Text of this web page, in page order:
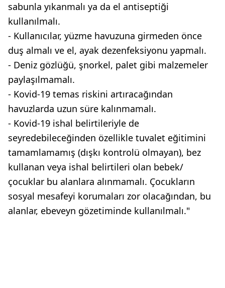
sabunla yıkanmalı ya da el antiseptiği
kullanılmalı.
- Kullanıcılar, yüzme havuzuna girmeden önce
duş almalı ve el, ayak dezenfeksiyonu yapmalı.
- Deniz gözlüğü, şnorkel, palet gibi malzemeler
paylaşılmamalı.
- Kovid-19 temas riskini artıracağından
havuzlarda uzun süre kalınmamalı.
- Kovid-19 ishal belirtileriyle de
seyredebileceğinden özellikle tuvalet eğitimini
tamamlamamış (dışkı kontrolü olmayan), bez
kullanan veya ishal belirtileri olan bebek/
çocuklar bu alanlara alınmamalı. Çocukların
sosyal mesafeyi korumaları zor olacağından, bu
alanlar, ebeveyn gözetiminde kullanılmalı."